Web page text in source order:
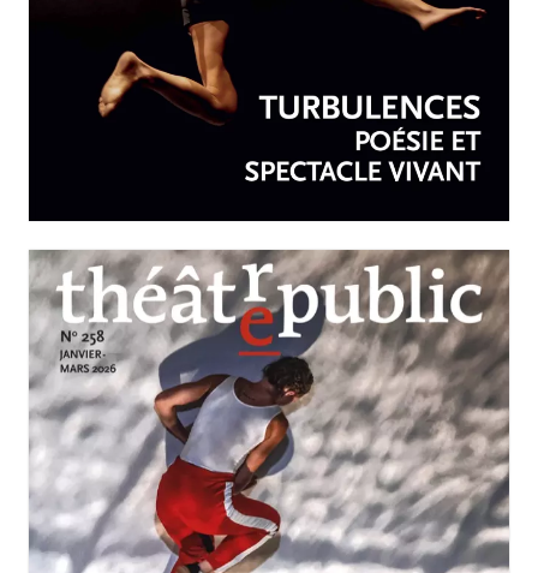
AVRIL-JUIN 2026
N°259
Turbulences : poésie et
spectacle vivant